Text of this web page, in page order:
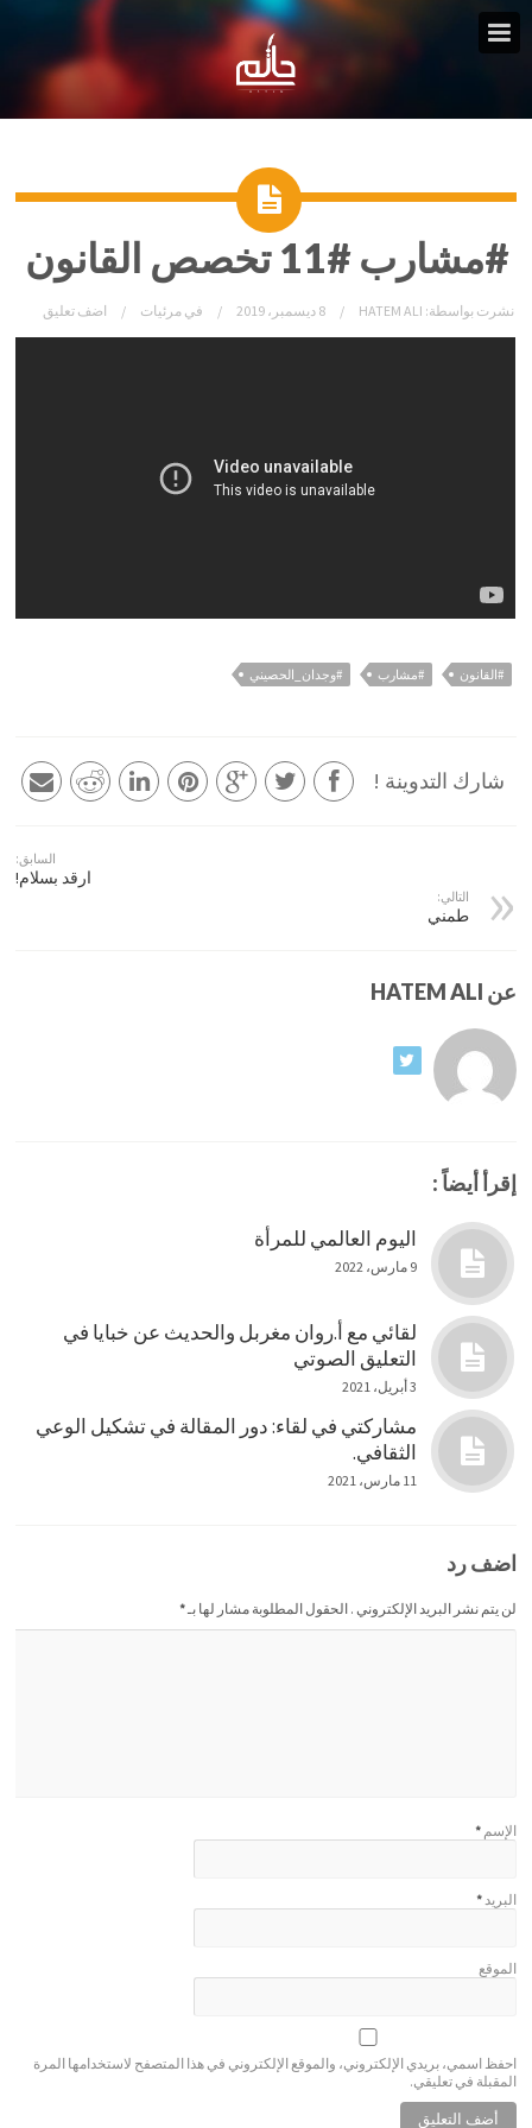
#مشارب #11 تخصص القانون
نشرت بواسطة: HATEM ALI 8 ديسمبر، 2019 فيمرئيات اضف تعليق
#القانون #مشارب #وجدان_الحصيني
شارك التدوينة !
السابق:
ارقد بسلام!
التالي:
طمني
عن HATEM ALI
إقرأ أيضاً :
اليوم العالمي للمرأة
9 مارس، 2022
لقائي مع أ.روان مغربل والحديث عن خبايا في
التعليق الصوتي
3 أبريل، 2021
مشاركتي في لقاء: دور المقالة في تشكيل الوعي
الثقافي.
11 مارس، 2021
اضف رد
لن يتم نشر البريد الإلكتروني . الحقول المطلوبة مشار لها بـ*
الإسم *
البريد *
الموقع
احفظ اسمي، بريدي الإلكتروني، والموقع الإلكتروني في هذا المتصفح لاستخدامها المرة
المقبلة في تعليقي.